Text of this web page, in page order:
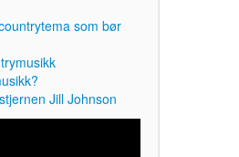
som bør
Jill Johnson